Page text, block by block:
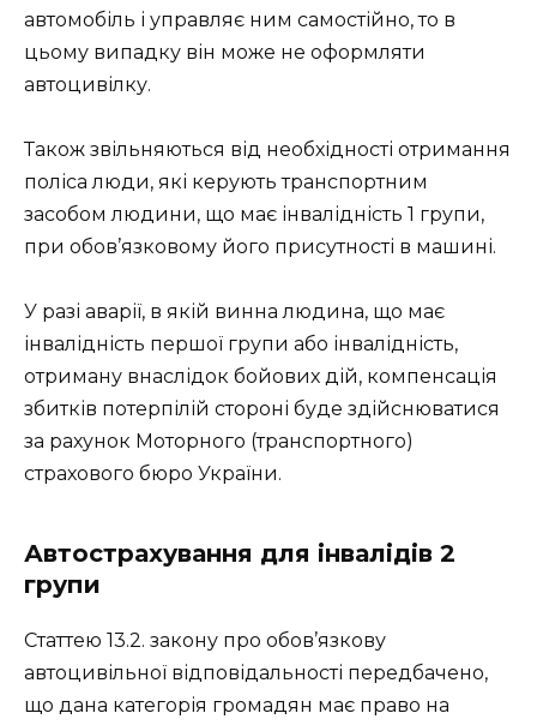
автомобіль і управляє ним самостійно, то в
цьому випадку він може не оформляти
автоцивілку.
Також звільняються від необхідності отримання
поліса люди, які керують транспортним
засобом людини, що має інвалідність 1 групи,
при обов’язковому його присутності в машині.
У разі аварії, в якій винна людина, що має
інвалідність першої групи або інвалідність,
отриману внаслідок бойових дій, компенсація
збитків потерпілій стороні буде здійснюватися
за рахунок Моторного (транспортного)
страхового бюро України.
Автострахування для інвалідів 2
групи
Статтею 13.2. закону про обов’язкову
автоцивільної відповідальності передбачено,
що дана категорія громадян має право на